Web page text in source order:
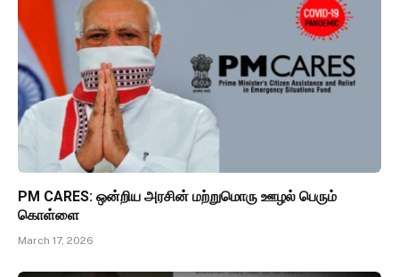
PM CARES: ஒன்றிய அரசின் மற்றுமொரு ஊழல் பெரும்
கொள்ளை
March 17, 2026